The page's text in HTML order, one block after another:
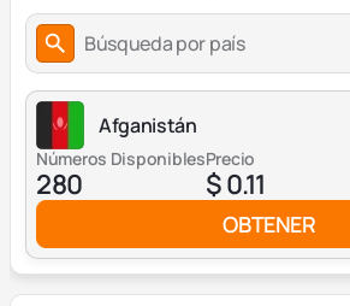
Búsqueda por país
Afganistán
Números Disponibles
280
Precio
$ 0.11
OBTENER